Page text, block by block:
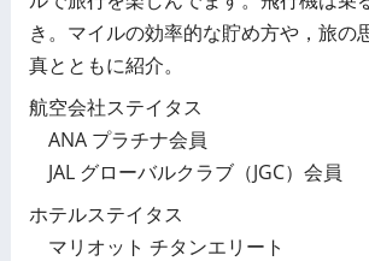
き。マイルの効率的な貯め方や，旅の
真とともに紹介。
航空会社ステイタス
ANA プラチナ会員
JAL グローバルクラブ（JGC）会員
ホテルステイタス
マリオット チタンエリート